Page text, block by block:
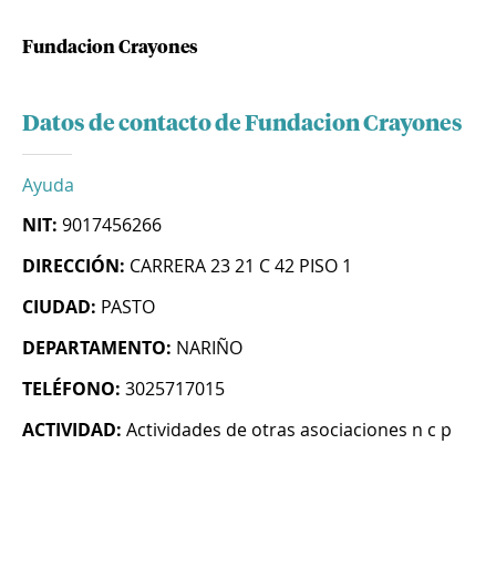
Fundacion Crayones
Datos de contacto de Fundacion Crayones
Ayuda
NIT: 9017456266
DIRECCIÓN: CARRERA 23 21 C 42 PISO 1
CIUDAD: PASTO
DEPARTAMENTO: NARIÑO
TELÉFONO: 3025717015
ACTIVIDAD: Actividades de otras asociaciones n c p